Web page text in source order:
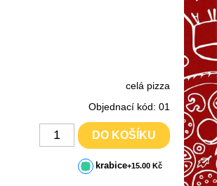
celá pizza
Objednací kód: 01
DO KOŠÍKU
krabice+15.00 Kč